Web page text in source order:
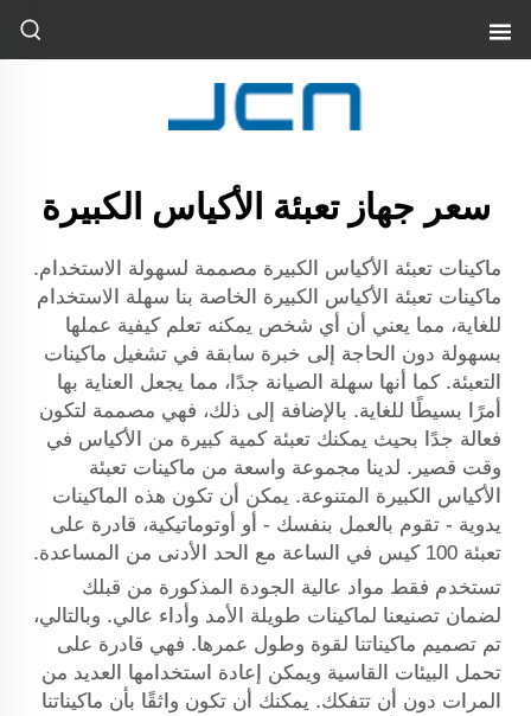
سعر جهاز تعبئة الأكياس الكبيرة
ماكينات تعبئة الأكياس الكبيرة مصممة لسهولة الاستخدام.
ماكينات تعبئة الأكياس الكبيرة الخاصة بنا سهلة الاستخدام
للغاية، مما يعني أن أي شخص يمكنه تعلم كيفية عملها
بسهولة دون الحاجة إلى خبرة سابقة في تشغيل ماكينات
التعبئة. كما أنها سهلة الصيانة جدًا، مما يجعل العناية بها
أمرًا بسيطًا للغاية. بالإضافة إلى ذلك، فهي مصممة لتكون
فعالة جدًا بحيث يمكنك تعبئة كمية كبيرة من الأكياس في
وقت قصير. لدينا مجموعة واسعة من ماكينات تعبئة
الأكياس الكبيرة المتنوعة. يمكن أن تكون هذه الماكينات
يدوية - تقوم بالعمل بنفسك - أو أوتوماتيكية، قادرة على
تعبئة 100 كيس في الساعة مع الحد الأدنى من المساعدة.
تستخدم فقط مواد عالية الجودة المذكورة من قبلك
لضمان تصنيعنا لماكينات طويلة الأمد وأداء عالي. وبالتالي،
تم تصميم ماكيناتنا لقوة وطول عمرها. فهي قادرة على
تحمل البيئات القاسية ويمكن إعادة استخدامها العديد من
المرات دون أن تتفكك. يمكنك أن تكون واثقًا بأن ماكيناتنا